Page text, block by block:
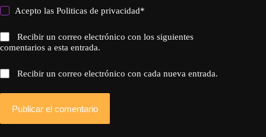
Acepto lasPoliticas de privacidad*
Recibir un correo electrónico con los siguientes
comentarios a esta entrada.
Recibir un correo electrónico con cada nueva entrada.
Publicar el comentario